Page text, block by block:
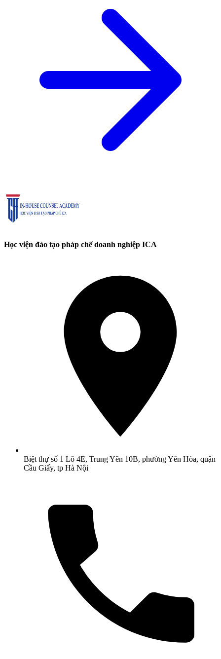
Học viện đào tạo pháp chế doanh nghiệp ICA
Biệt thự số 1 Lô 4E, Trung Yên 10B, phường Yên Hòa, quận
Cầu Giấy, tp Hà Nội